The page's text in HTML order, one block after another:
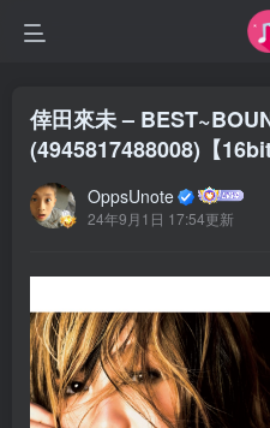
倖田來未 –
(4945817488008)【
OppsUnote
24年9月1日 17:54更新